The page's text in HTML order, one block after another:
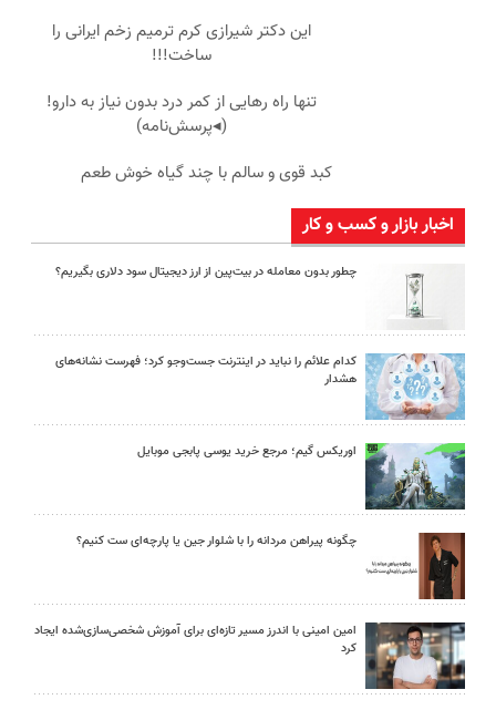
این دکتر شیرازی کرم ترمیم زخم ایرانی را
ساخت!!!
تنها راه رهایی از کمر درد بدون نیاز به دارو!
(◂پرسش‌نامه)
کبد قوی و سالم با چند گیاه خوش طعم
اخبار بازار و کسب و کار
چطور بدون معامله در بیت‌پین از ارز دیجیتال سود دلاری بگیریم؟
کدام علائم را نباید در اینترنت جست‌وجو کرد؛ فهرست نشانه‌های
هشدار
اوریکس گیم؛ مرجع خرید یوسی پابجی موبایل
چگونه پیراهن مردانه را با شلوار جین یا پارچه‌ای ست کنیم؟
امین امینی با اندرز مسیر تازه‌ای برای آموزش شخصی‌سازی‌شده ایجاد
کرد